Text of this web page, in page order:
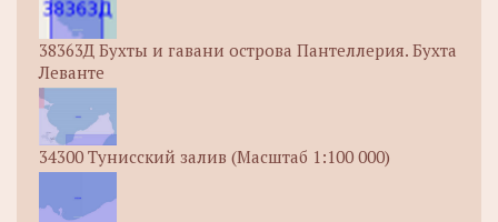
38363Д Бухты и гавани острова Пантеллерия. Бухта
Леванте
34300 Тунисский залив (Масштаб 1:100 000)